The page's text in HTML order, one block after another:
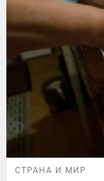
СТРАНА И МИР